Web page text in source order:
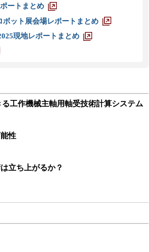
ートまとめ
ット展会場レポートまとめ
現地レポートまとめ
工作機械主軸用軸受技術計算システム
性
立ち上がるか？